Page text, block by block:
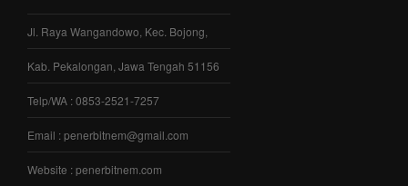
Jl. Raya Wangandowo, Kec. Bojong,
Kab. Pekalongan, Jawa Tengah 51156
Telp/WA : 0853-2521-7257
Email : penerbitnem@gmail.com
Website : penerbitnem.com